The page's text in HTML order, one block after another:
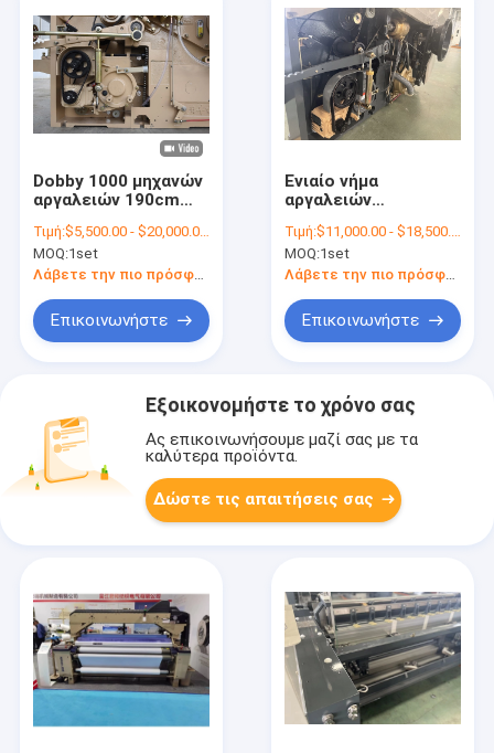
Dobby 1000 μηχανών
αργαλειών 190cm
υφαίνοντας
αργαλειός
προβολών ύδατος
Τιμή:$5,500.00 - $20,000.00/sets
MOQ:1set
Λάβετε την πιο πρόσφατη τιμή
Επικοινωνήστε
Ενιαίο νήμα
αργαλειών
προβολών ύδατος
αντλιών που στρίβει
1000RPM
Τιμή:$11,000.00 - $18,500.00/sets
MOQ:1set
Λάβετε την πιο πρόσφατη τιμή
Επικοινωνήστε
Εξοικονομήστε το χρόνο σας
Ας επικοινωνήσουμε μαζί σας με τα
καλύτερα προϊόντα.
Δώστε τις απαιτήσεις σας